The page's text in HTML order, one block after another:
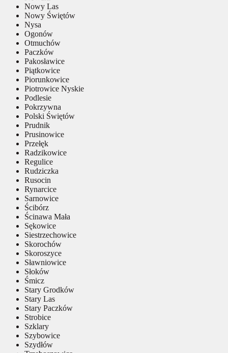
Nowy Las
Nowy Świętów
Nysa
Ogonów
Otmuchów
Paczków
Pakosławice
Piątkowice
Piorunkowice
Piotrowice Nyskie
Podlesie
Pokrzywna
Polski Świętów
Prudnik
Prusinowice
Przełęk
Radzikowice
Regulice
Rudziczka
Rusocin
Rynarcice
Sarnowice
Ścibórz
Ścinawa Mała
Sękowice
Siestrzechowice
Skorochów
Skoroszyce
Sławniowice
Słoków
Śmicz
Stary Grodków
Stary Las
Stary Paczków
Strobice
Szklary
Szybowice
Szydłów